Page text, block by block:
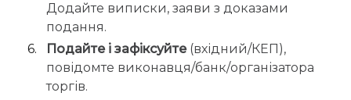
Додайте виписки, заяви з доказами
подання.
Подайте і зафіксуйте(вхідний/КЕП),
повідомте виконавця/банк/організатора
торгів.